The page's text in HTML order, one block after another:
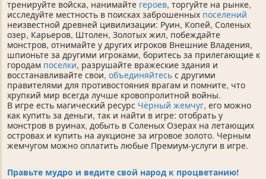
тренируйте войска, нанимайте героев, торгуйте на рынке,
исследуйте местность в поисках заброшенных поселений
неизвестной древней цивилизации: Руин, Копей, Соленых
озер, Карьеров, Штолен, Золотых жил, побеждайте
монстров, отнимайте у других игроков Внешние Владения,
шпионьте за другими игроками, боритесь за прилегающие к
городам поселки, разрушайте вражеские здания и
восстанавливайте свои, объединяйтесьс другими
правителями для противостояния врагам и помните, что
хрупкий мир всегда лучше кровопролитной войны.
В игре есть магический ресурс Чёрный жемчуг, его можно
как купить за деньги, так и найти в игре: отобрать у
монстров в руинах, добыть в Соленых Озерах на летающих
островах и купить на аукционе за игровое золото. Черным
жемчугом можно оплатить любые Премиум-услуги в игре.
Правьте мудро и ведите свой народ к процветанию!